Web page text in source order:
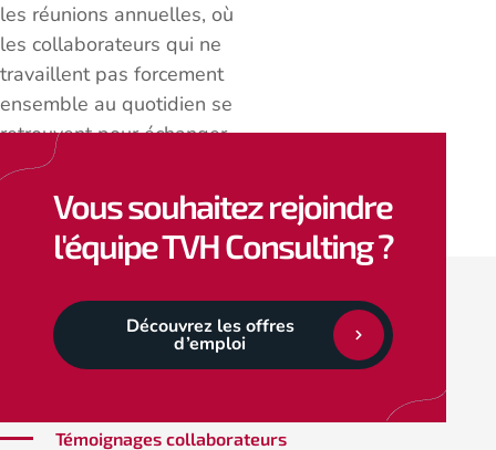
les réunions annuelles, où
les collaborateurs qui ne
travaillent pas forcement
ensemble au quotidien se
retrouvent pour échanger
et partager sur les projets
en cours comme les sujets
hors-travail.
Vous souhaitez rejoindre
l'équipe TVH Consulting ?
Découvrez les offres
d’emploi
Témoignages collaborateurs